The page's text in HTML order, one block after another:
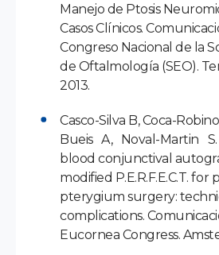
Manejo de Ptosis
Casos Clínicos.
Congreso Nacional de la
de Oftalmología (SEO).
2013.
Casco-Silva B, Coca-
Bueis A, Noval-Martin
blood conjunctival
modified P.E.R.F.E.C.T. for
pterygium surgery:
complications.
Eucornea Congress.